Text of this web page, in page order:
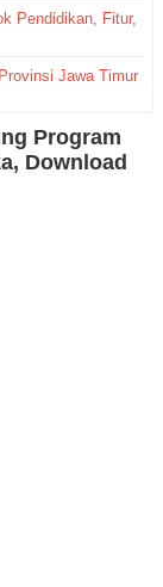
Pendidikan, Fitur,
Jawa Timur
Program
Download